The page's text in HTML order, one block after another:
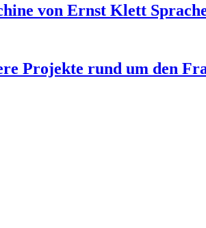
von Ernst Klett
Projekte rund um den